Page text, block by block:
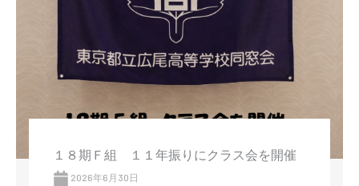
１８期Ｆ組 １１年振りにクラス会を開催
2026年6月30日